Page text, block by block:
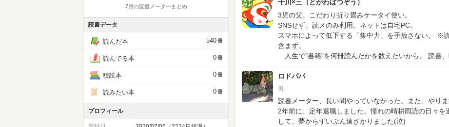
十川×三（とがわばつぞう）
3児の父。こだわり折り畳みケータイ使い。
SNSせず。読メのみ利用。ネットは自宅PC。
スマホによって低下する「集中力」を手放さない。
※
含まず。
人生で"書籍"を何冊読んだかを数えたいから。
読書
ロドパパ
男
読書メーター、長い間やっていなかった。また、やり
2年前に、定年退職しました。憧れの晴耕雨読の日々
して、夢からずいぶん遠ざかりました(泣)
7月の読書メーターまとめ
読書データ
読んだ本 540冊
読んでる本 0冊
積読本 0冊
読みたい本 0冊
プロフィール